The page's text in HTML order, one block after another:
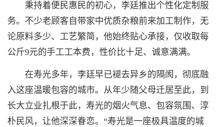
秉持着便民惠民的初心，李廷推出个性化定制服
务。不少老顾客自带家中优质杂粮前来加工制作，无
论原料多少、工艺繁简，他始终贴心承接，仅收取每
公斤9元的手工工本费，性价比十足、诚意满满。
在寿光多年，李廷早已褪去异乡的隔阂，彻底融
入这座温暖包容的城市。从年少随父母迁居至此，到
长大立业扎根于此，寿光的烟火气息、包容氛围、淳
朴民风，让他深深眷恋。“寿光是一座极具温度的城